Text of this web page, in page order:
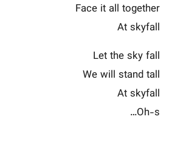
Face it all together
At skyfall
Let the sky fall
We will stand tall
At skyfall
Oh-s…